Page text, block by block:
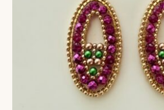
VERLANGLIJST
VERZENDKOSTEN
VOLG BESTELLING